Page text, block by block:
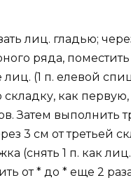
лиц. гладью;
ряда,
(1 п. елевой
как
Затем выполнить
3 см от третьей
(снять 1 п. как
от * до * еще 2